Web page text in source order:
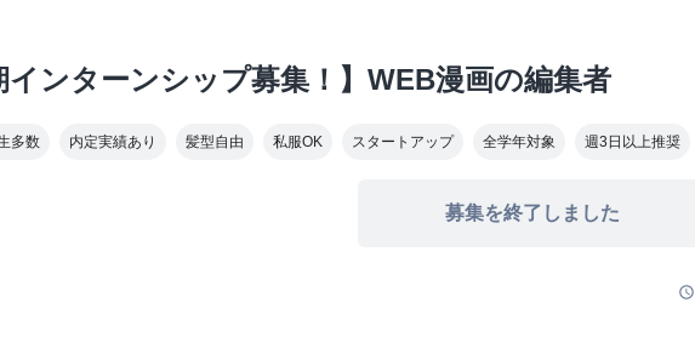
インターンシップ募集！】WEB漫画の編集者
多数 内定実績あり 髪型自由 私服OK スタートアップ 全学年対象 週3日以上推奨
募集を終了しました
schedule